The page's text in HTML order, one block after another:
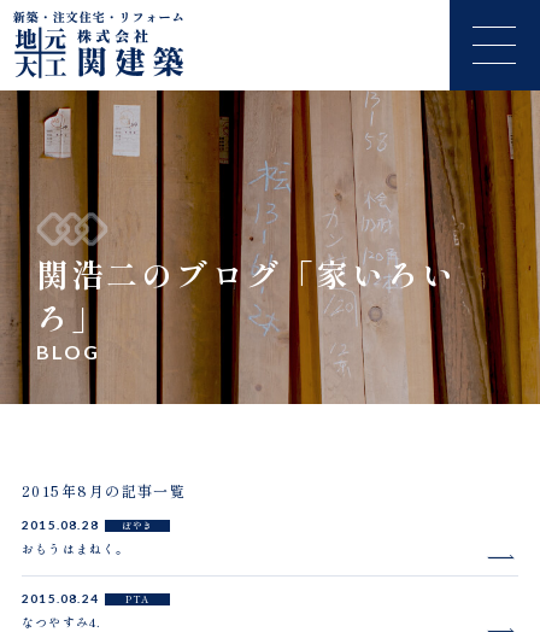
関浩二のブログ「家いろい
ろ」
BLOG
2015年8月の記事一覧
2015.08.28 ぼやき
おもうはまねく。
2015.08.24 PTA
なつやすみ4.